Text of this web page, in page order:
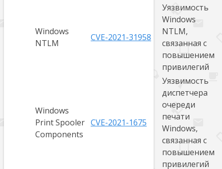
Windows
NTLM
CVE-2021-31958
Уязвимость
Windows
NTLM,
связанная с
повышением
привилегий
Windows
Print Spooler
Components
CVE-2021-1675
Уязвимость
диспетчера
очереди
печати
Windows,
связанная с
повышением
привилегий